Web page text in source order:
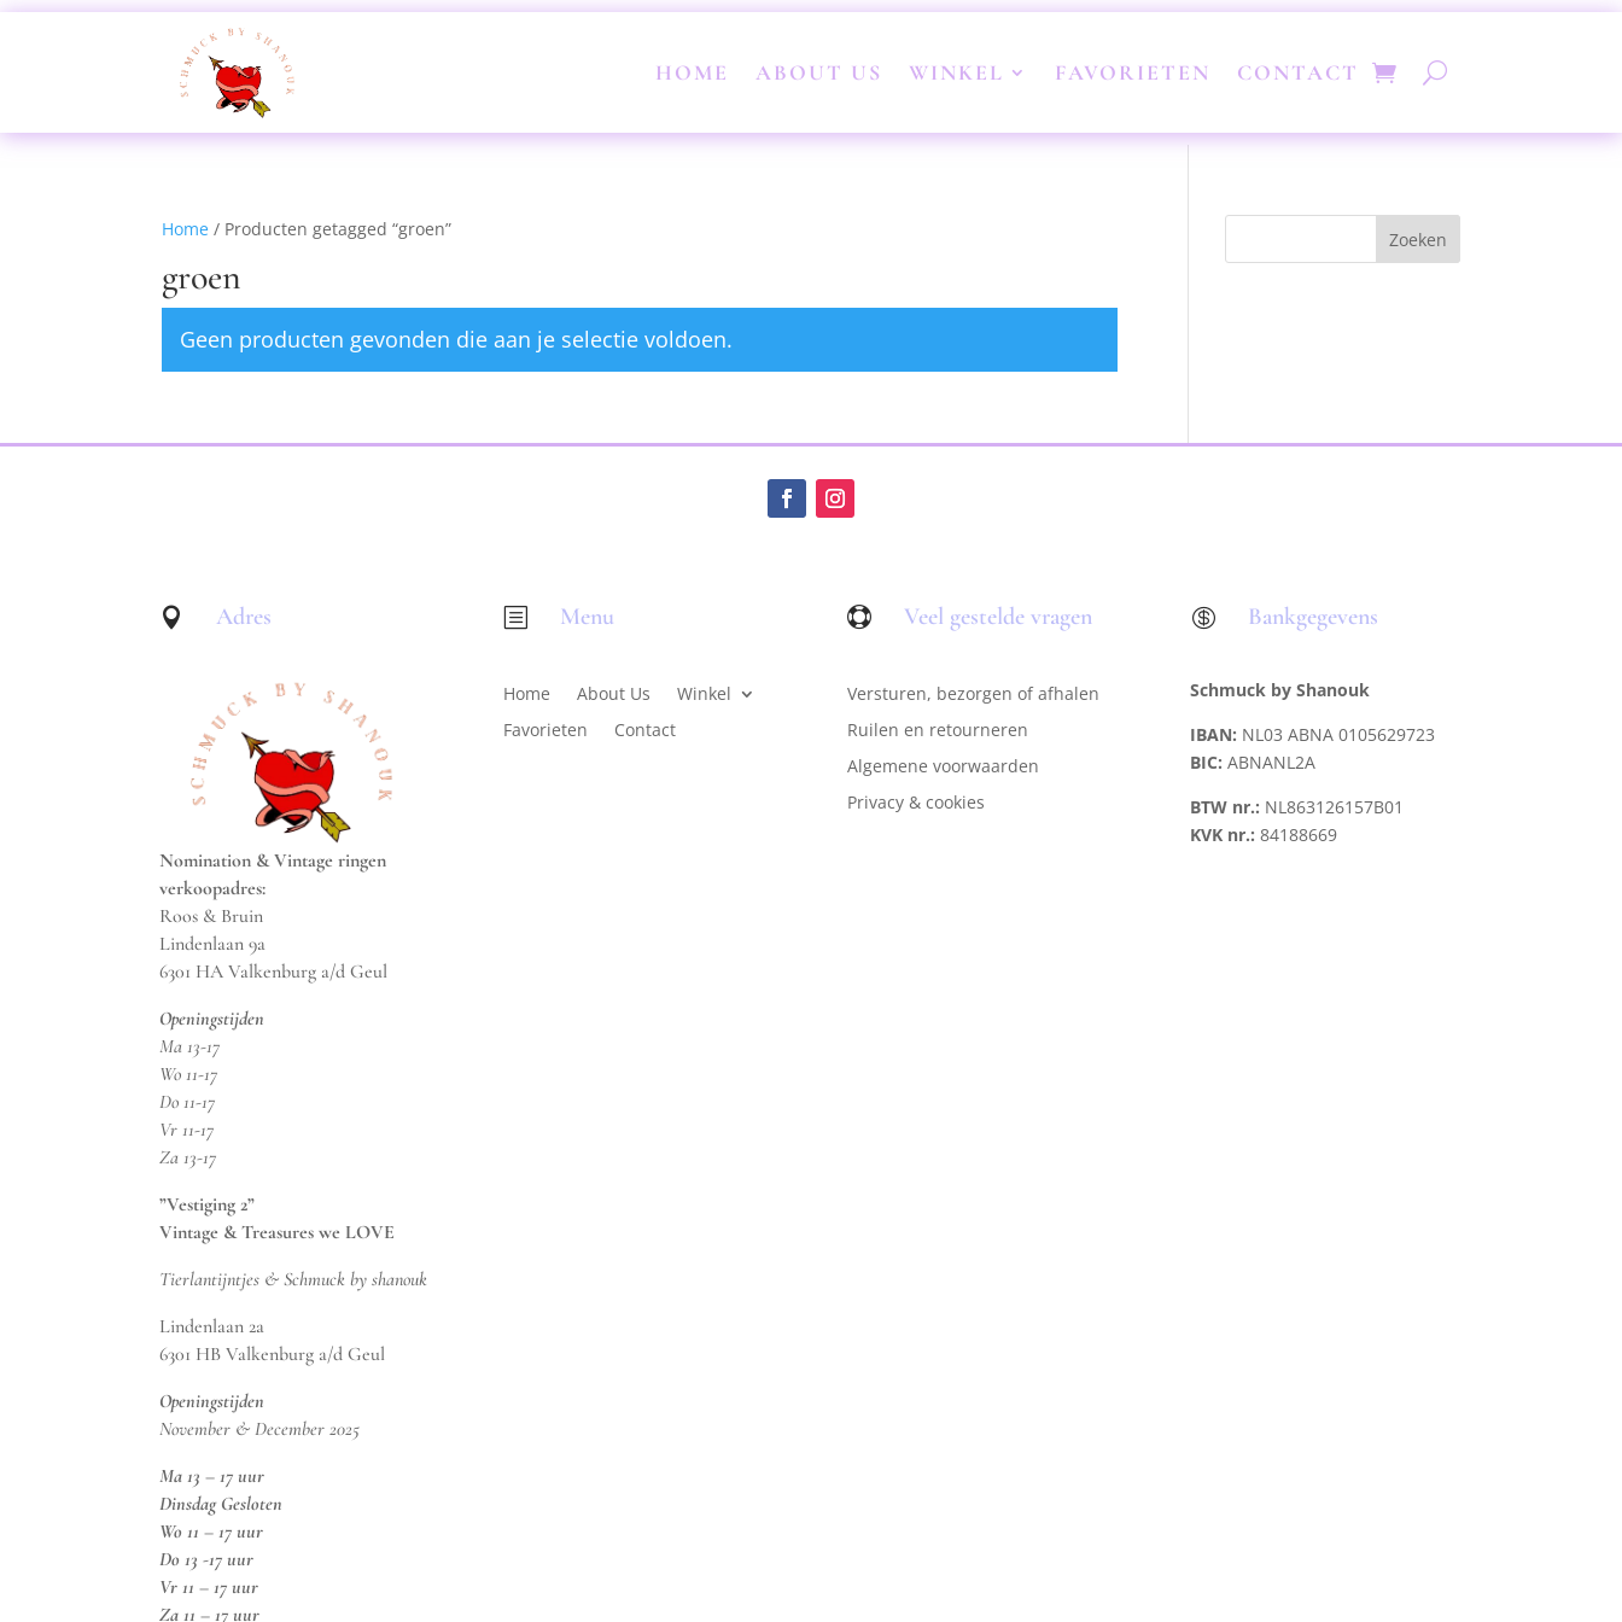
HOME ABOUT US WINKEL FAVORIETEN CONTACT
Home / Producten getagged “groen”
groen
Geen producten gevonden die aan je selectie voldoen.
 Adres
Nomination & Vintage ringen
verkoopadres:
Roos & Bruin
Lindenlaan 9a
6301 HA Valkenburg a/d Geul
Openingstijden
Ma 13-17
Wo 11-17
Do 11-17
Vr 11-17
Za 13-17
”Vestiging 2”
Vintage & Treasures we LOVE
Tierlantijntjes & Schmuck by shanouk
Lindenlaan 2a
6301 HB Valkenburg a/d Geul
Openingstijden
November & December 2025
Ma 13 – 17 uur
Dinsdag Gesloten
Wo 11 – 17 uur
Do 13 -17 uur
Vr 11 – 17 uur
Za 11 – 17 uur
b Menu
Home About Us
Winkel
Favorieten
Contact
 Veel gestelde vragen
Versturen, bezorgen of afhalen
Ruilen en retourneren
Algemene voorwaarden
Privacy & cookies
 Bankgegevens
Schmuck by Shanouk
IBAN: NL03 ABNA 0105629723
BIC: ABNANL2A
BTW nr.: NL863126157B01
KVK nr.:84188669